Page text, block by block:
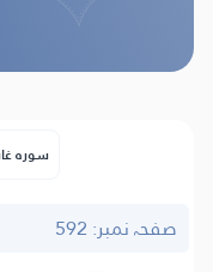
سورہ
صفحہ نمبر: 592